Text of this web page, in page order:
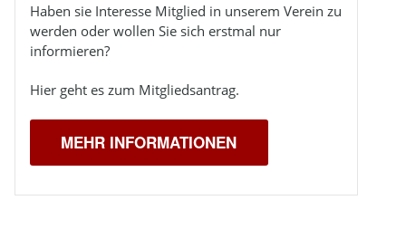
Haben sie Interesse Mitglied in unserem Verein zu
werden oder wollen Sie sich erstmal nur
informieren?
Hier geht es zum Mitgliedsantrag.
MEHR INFORMATIONEN